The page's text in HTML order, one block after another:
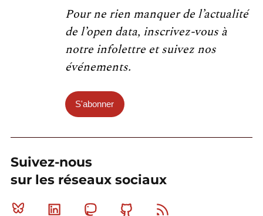
Pour ne rien manquer de l’actualité
de l’open data, inscrivez-vous à
notre infolettre et suivez nos
événements.
S'abonner
Suivez-nous
sur les réseaux sociaux
Bluesky Linkedin MastodonGithub